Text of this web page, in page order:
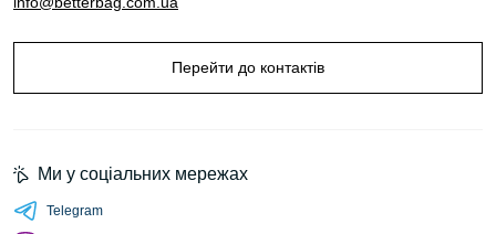
Перейти до контактів
Ми у соціальних мережах
Telegram